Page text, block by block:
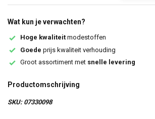
Wat kun je verwachten?
Hoge kwaliteit modestoffen
Goede prijs kwaliteit verhouding
Groot assortiment met snelle levering
Productomschrijving
SKU: 07330098